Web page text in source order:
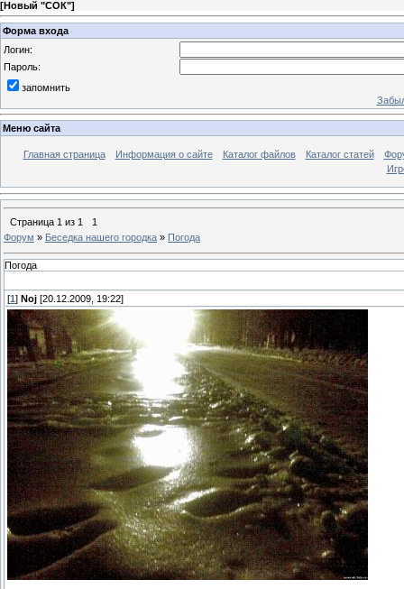
[Новый "СОК"]
Форма входа
Логин:
Пароль:
запомнить
Меню сайта
Главная страница Информация о сайте Каталог файлов Каталог статей
Страница 1 из 1
1
Форум » Беседка нашего городка » Погода
Погода
[1 ] Noj [20.12.2009, 19:22]